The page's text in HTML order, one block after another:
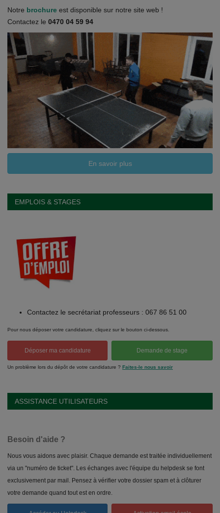
Notre brochure est disponible sur notre site web !
Contactez le 0470 04 59 94
En savoir plus
EMPLOIS & STAGES
Contactez le secrétariat professeurs : 067 86 51 00
Pour nous déposer votre candidature, cliquez sur le bouton ci-dessous.
Déposer ma candidature Demande de stage
Un problème lors du dépôt de votre candidature ? Faites-le nous savoir
ASSISTANCE UTILISATEURS
Besoin d'aide ?
Nous vous aidons avec plaisir. Chaque demande est traitée individuellement
via un "numéro de ticket". Les échanges avec l'équipe du helpdesk se font
exclusivement par mail. Pensez à vérifier votre dossier spam et à clôturer
votre demande quand tout est en ordre.